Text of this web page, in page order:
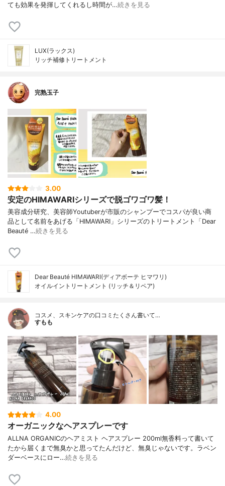
ても効果を発揮してくれるし時間が…続きを見る
LUX(ラックス)
リッチ補修トリートメント
完熟玉子
3.00
安定のHIMAWARIシリーズで脱ゴワゴワ髪！
美容成分研究、美容師Youtuberが市販のシャンプーでコスパが良い商
品として名前をあげる「HIMAWARI」シリーズのトリートメント「Dear
Beauté …続きを見る
Dear Beauté HIMAWARI(ディアボーテ ヒマワリ)
オイルイントリートメント (リッチ＆リペア)
コスメ、スキンケアの口コミたくさん書いて…
すもも
4.00
オーガニックなヘアスプレーです
ALLNA ORGANICのヘアミスト ヘアスプレー 200ml無香料って書いて
たから届くまで無臭かと思ってたんだけど、無臭じゃないです。ラベン
ダーベースにロー…続きを見る